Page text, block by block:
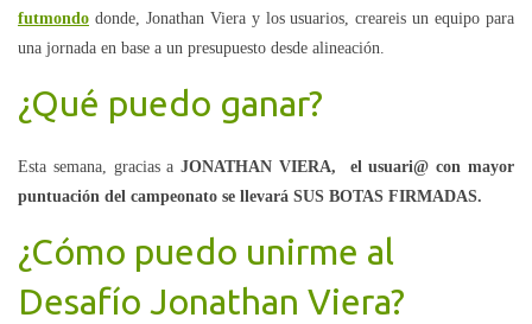
futmondo donde, Jonathan Viera y los usuarios, creareis un equipo para
una jornada en base a un presupuesto desde alineación.
¿Qué puedo ganar?
Esta semana, gracias a JONATHAN VIERA, el usuari@ con mayor
puntuación del campeonato se llevará SUS BOTAS FIRMADAS.
¿Cómo puedo unirme al
Desafío Jonathan Viera?